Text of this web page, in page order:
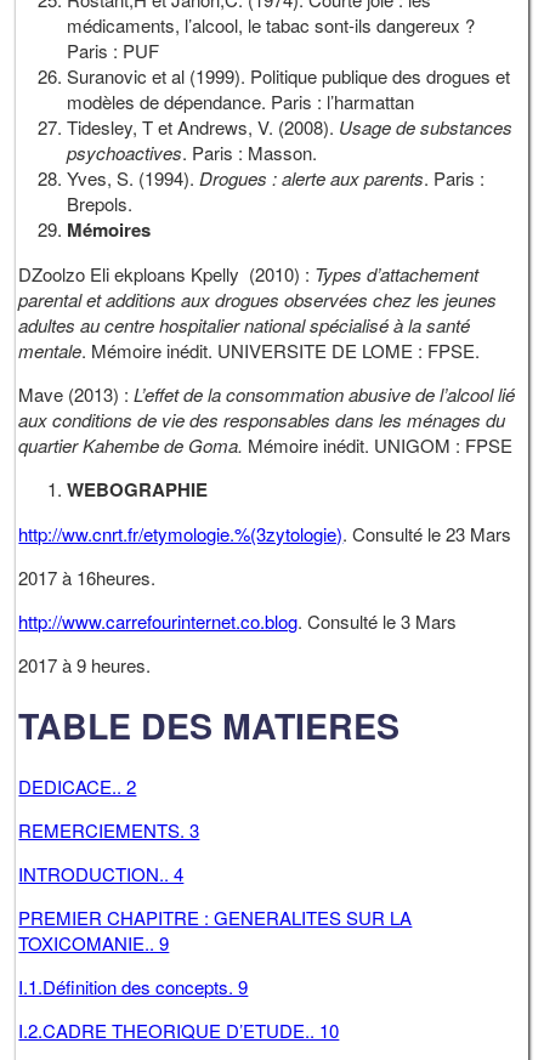
médicaments, l’alcool, le tabac sont-ils dangereux ?
Paris : PUF
Suranovic et al (1999). Politique publique des drogues et
modèles de dépendance. Paris : l’harmattan
Tidesley, T et Andrews, V. (2008). Usage de substances
psychoactives. Paris : Masson.
Yves, S. (1994). Drogues : alerte aux parents. Paris :
Brepols.
Mémoires
DZoolzo Eli ekploans Kpelly (2010) : Types d’attachement
parental et additions aux drogues observées chez les jeunes
adultes au centre hospitalier national spécialisé à la santé
mentale. Mémoire inédit. UNIVERSITE DE LOME : FPSE.
Mave (2013) :L’effet de la consommation abusive de l’alcool lié
aux conditions de vie des responsables dans les ménages du
quartier Kahembe de Goma. Mémoire inédit. UNIGOM : FPSE
WEBOGRAPHIE
http://ww.cnrt.fr/etymologie.%(3zytologie). Consulté le 23 Mars
2017 à 16heures.
http://www.carrefourinternet.co.blog. Consulté le 3 Mars
2017 à 9 heures.
TABLE DES MATIERES
DEDICACE.. 2
REMERCIEMENTS. 3
INTRODUCTION.. 4
PREMIER CHAPITRE : GENERALITES SUR LA
TOXICOMANIE.. 9
I.1.Définition des concepts. 9
I.2.CADRE THEORIQUE D’ETUDE.. 10